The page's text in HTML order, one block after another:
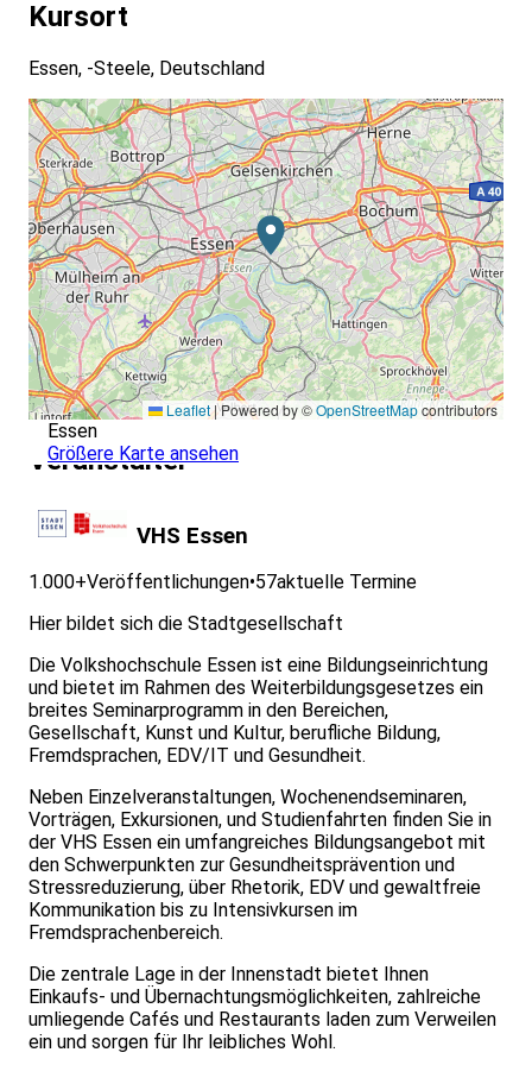
Kursort
Essen, -Steele, Deutschland
Leaflet|Powered by ©OpenStreetMapcontributors
Essen
Größere Karte ansehen
Veranstalter
VHS Essen
1.000+Veröffentlichungen•57aktuelle Termine
Hier bildet sich die Stadtgesellschaft
Die Volkshochschule Essen ist eine Bildungseinrichtung
und bietet im Rahmen des Weiterbildungsgesetzes ein
breites Seminarprogramm in den Bereichen,
Gesellschaft, Kunst und Kultur, berufliche Bildung,
Fremdsprachen, EDV/IT und Gesundheit.
Neben Einzelveranstaltungen, Wochenendseminaren,
Vorträgen, Exkursionen, und Studienfahrten finden Sie in
der VHS Essen ein umfangreiches Bildungsangebot mit
den Schwerpunkten zur Gesundheitsprävention und
Stressreduzierung, über Rhetorik, EDV und gewaltfreie
Kommunikation bis zu Intensivkursen im
Fremdsprachenbereich.
Die zentrale Lage in der Innenstadt bietet Ihnen
Einkaufs- und Übernachtungsmöglichkeiten, zahlreiche
umliegende Cafés und Restaurants laden zum Verweilen
ein und sorgen für Ihr leibliches Wohl.